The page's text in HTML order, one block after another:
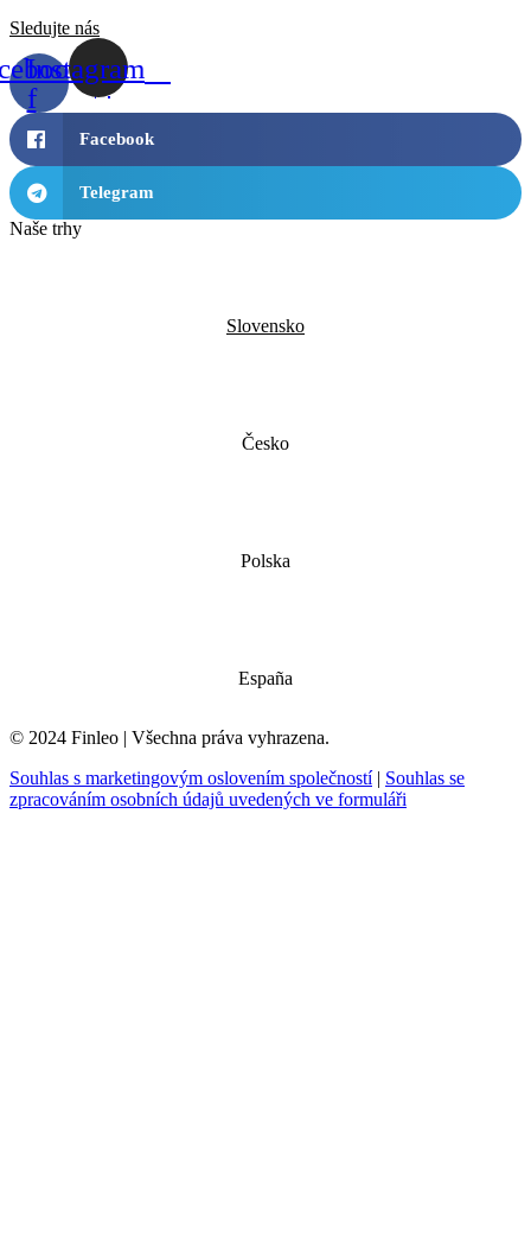
Sledujte nás
f
Instagram
Facebook
Telegram
Naše trhy
Slovensko
Česko
Polska
España
© 2024 Finleo | Všechna práva vyhrazena.
Souhlas s marketingovým oslovením společností| Souhlas se
zpracováním osobních údajů uvedených ve formuláři